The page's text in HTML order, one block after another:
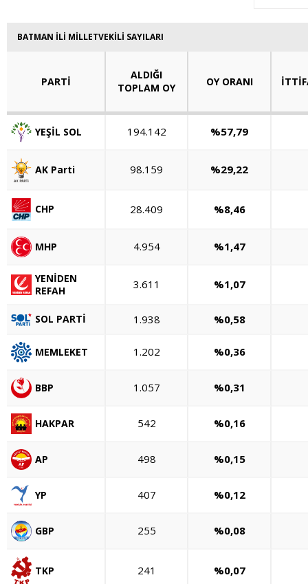
BATMAN İLİ MİLLETVEKİLİ SAYILARI
PARTİ
ALDIĞI
TOPLAM OY
OY ORANI
YEŞİL SOL 194.142 %57,79
AK Parti 98.159 %29,22
CHP 28.409 %8,46
MHP 4.954 %1,47
YENİDEN
REFAH
3.611 %1,07
SOL PARTİ 1.938 %0,58
MEMLEKET 1.202 %0,36
BBP 1.057 %0,31
HAKPAR 542 %0,16
AP 498 %0,15
YP 407 %0,12
GBP 255 %0,08
TKP 241 %0,07